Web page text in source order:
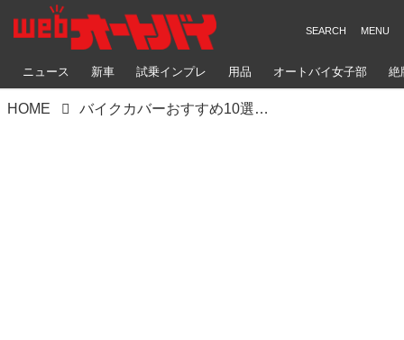
ニュース 新車 試乗インプレ 用品 オートバイ女子部 絶
HOME バイクカバーおすすめ10選！ 選び方のコツも紹介